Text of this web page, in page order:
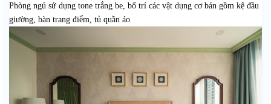
Phòng ngủ sử dụng tone trắng be, bố trí các vật dụng cơ bản gồm kệ đầu
giường, bàn trang điểm, tủ quần áo